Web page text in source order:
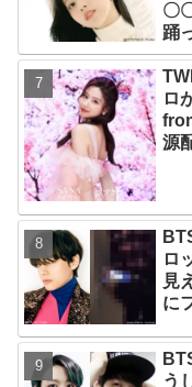
〇
踊
か
ロ
源
ロ
見
に
だ
う